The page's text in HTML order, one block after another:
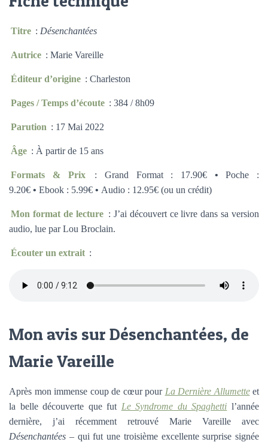
Titre : Désenchantées
Autrice : Marie Vareille
Éditeur d’origine : Charleston
Pages / Temps d’écoute : 384 / 8h09
Parution : 17 Mai 2022
Âge : À partir de 15 ans
Formats & Prix : Grand Format : 17.90€ • Poche :
9.20€ • Ebook : 5.99€ • Audio : 12.95€ (ou un crédit)
Mon format de lecture : J’ai découvert ce livre dans sa version
audio, lue par Lou Broclain.
Écouter un extrait :
Mon avis sur Désenchantées, de
Marie Vareille
Après mon immense coup de cœur pour La Dernière Allumetteet
la belle découverte que fut Le Syndrome du Spaghetti l’année
dernière, j’ai récemment retrouvé Marie Vareille avec
Désenchantées – qui fut une troisième excellente surprise signée